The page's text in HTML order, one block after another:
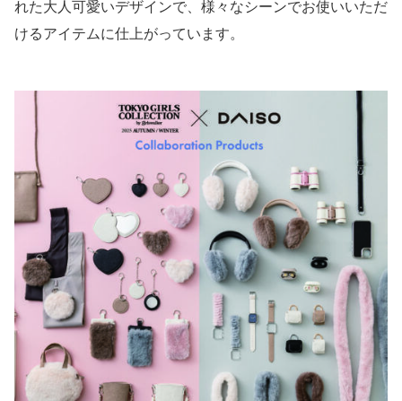
れた大人可愛いデザインで、様々なシーンでお使いいただ
けるアイテムに仕上がっています。